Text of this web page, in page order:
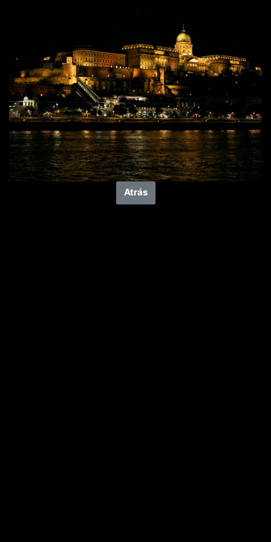
Atrás